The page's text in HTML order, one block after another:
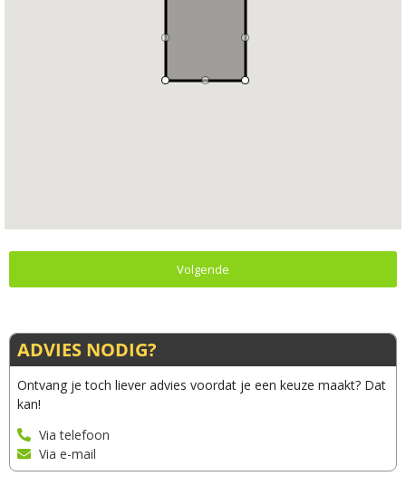
Volgende
ADVIES NODIG?
Ontvang je toch liever advies voordat je een keuze maakt? Dat
kan!
Via telefoon
Via e-mail